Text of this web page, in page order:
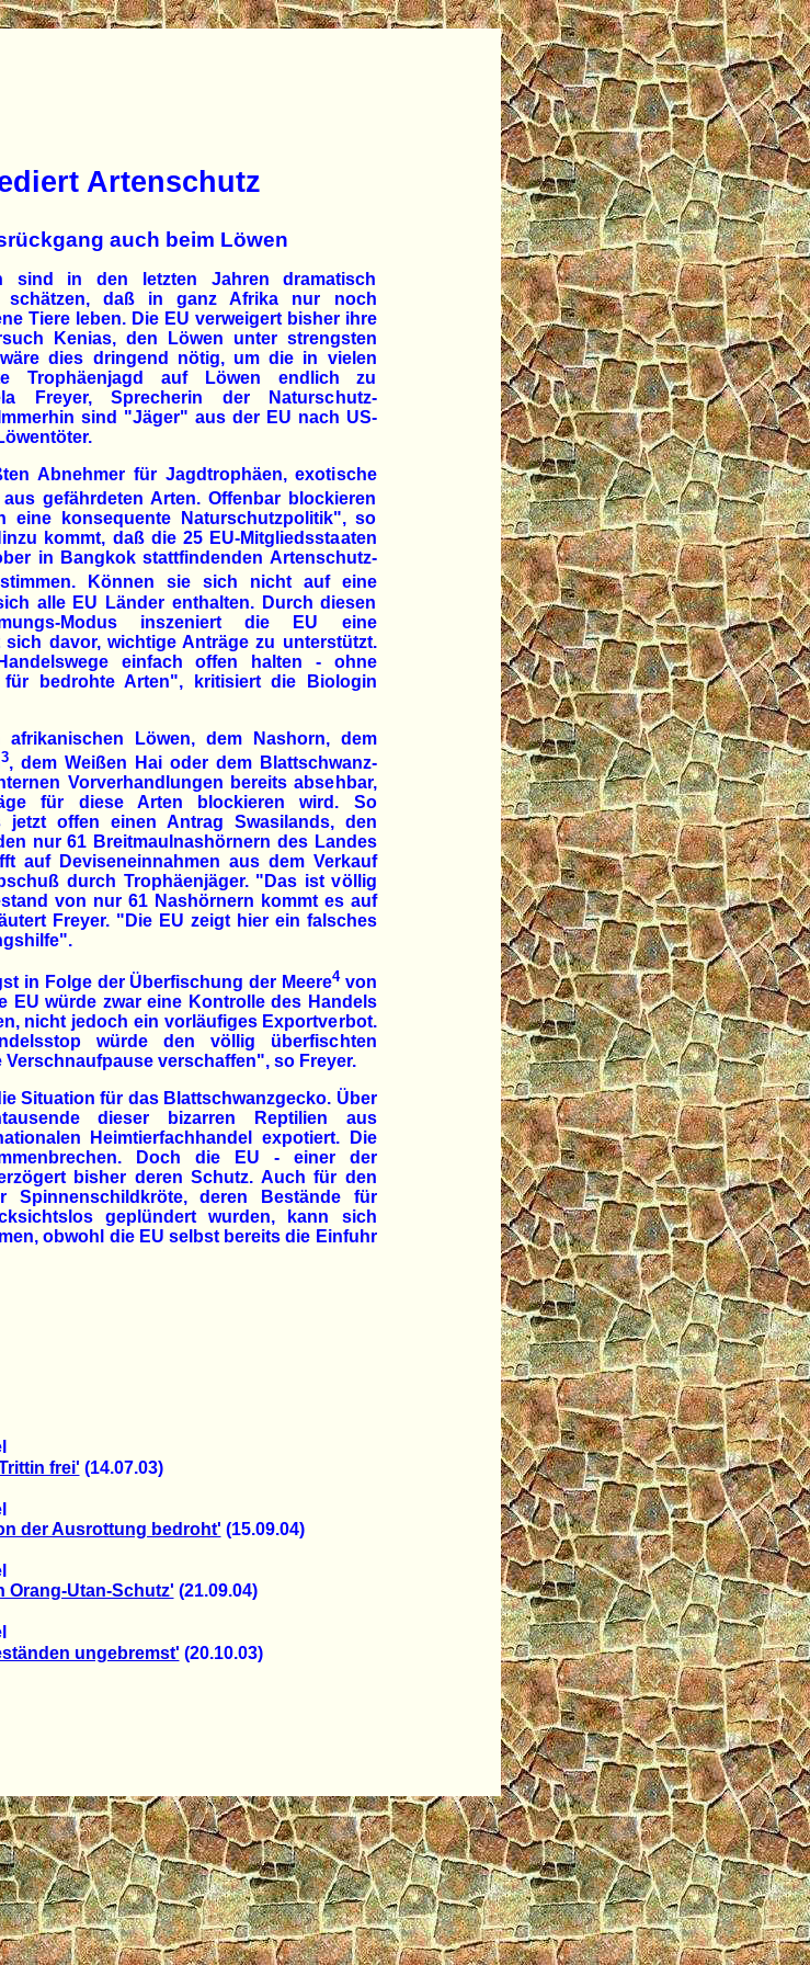
Artenschutz
auch beim Löwen
sind in den letzten Jahren dramatisch
schätzen, daß in ganz Afrika nur noch
Tiere leben. Die EU verweigert bisher ihre
Kenias, den Löwen unter strengsten
dies dringend nötig, um die in vielen
Trophäenjagd auf Löwen endlich zu
Freyer, Sprecherin der Naturschutz-
sind "Jäger" aus der EU nach US-
Abnehmer für Jagdtrophäen, exotische
gefährdeten Arten. Offenbar blockieren
eine konsequente Naturschutzpolitik", so
kommt, daß die 25 EU-Mitgliedsstaaten
in Bangkok stattfindenden Artenschutz-
Können sie sich nicht auf eine
alle EU Länder enthalten. Durch diesen
Modus inszeniert die EU eine
davor, wichtige Anträge zu unterstützt.
einfach offen halten - ohne
bedrohte Arten", kritisiert die Biologin
Löwen, dem Nashorn, dem
3, dem Weißen Hai oder dem Blattschwanz-
Vorverhandlungen bereits absehbar,
für diese Arten blockieren wird. So
jetzt offen einen Antrag Swasilands, den
nur 61 Breitmaulnashörnern des Landes
auf Deviseneinnahmen aus dem Verkauf
durch Trophäenjäger. "Das ist völlig
von nur 61 Nashörnern kommt es auf
Freyer. "Die EU zeigt hier ein falsches
in Folge der Überfischung der Meere4von
EU würde zwar eine Kontrolle des Handels
nicht jedoch ein vorläufiges Exportverbot.
würde den völlig überfischten
verschaffen", so Freyer.
Situation für das Blattschwanzgecko. Über
dieser bizarren Reptilien aus
Heimtierfachhandel expotiert. Die
Doch die EU - einer der
bisher deren Schutz. Auch für den
Spinnenschildkröte, deren Bestände für
geplündert wurden, kann sich
obwohl die EU selbst bereits die Einfuhr
frei' (14.07.03)
der Ausrottung bedroht' (15.09.04)
Orang-Utan-Schutz' (21.09.04)
ungebremst' (20.10.03)